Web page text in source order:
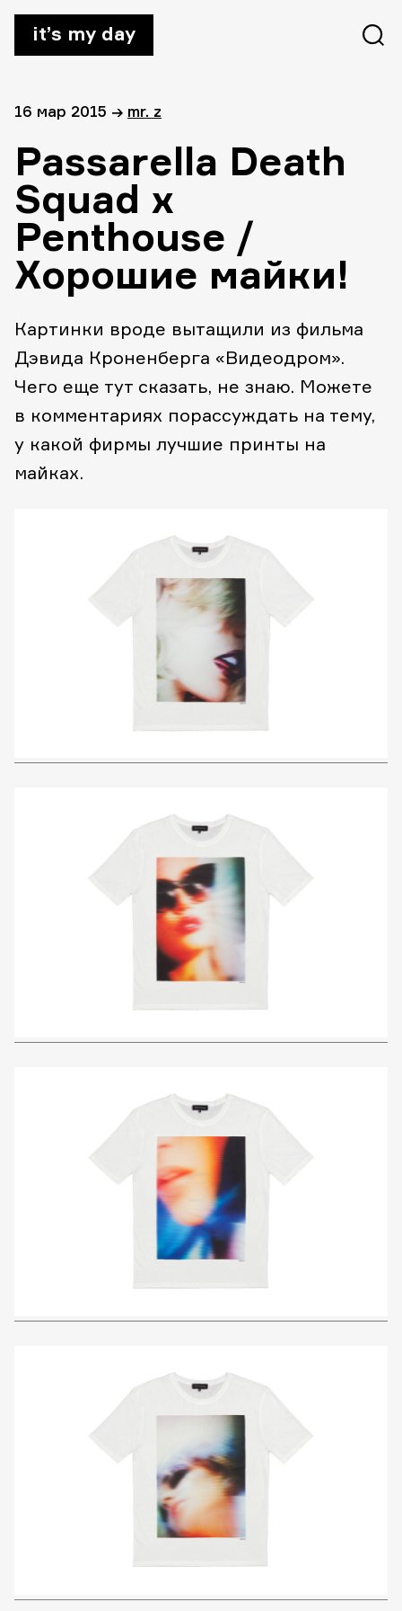
it’s my day
16 мар 2015 → mr. z
Passarella Death
Squad x
Penthouse /
Хорошие майки!
Картинки вроде вытащили из фильма
Дэвида Кроненберга «Видеодром».
Чего еще тут сказать, не знаю. Можете
в комментариях порассуждать на тему,
у какой фирмы лучшие принты на
майках.